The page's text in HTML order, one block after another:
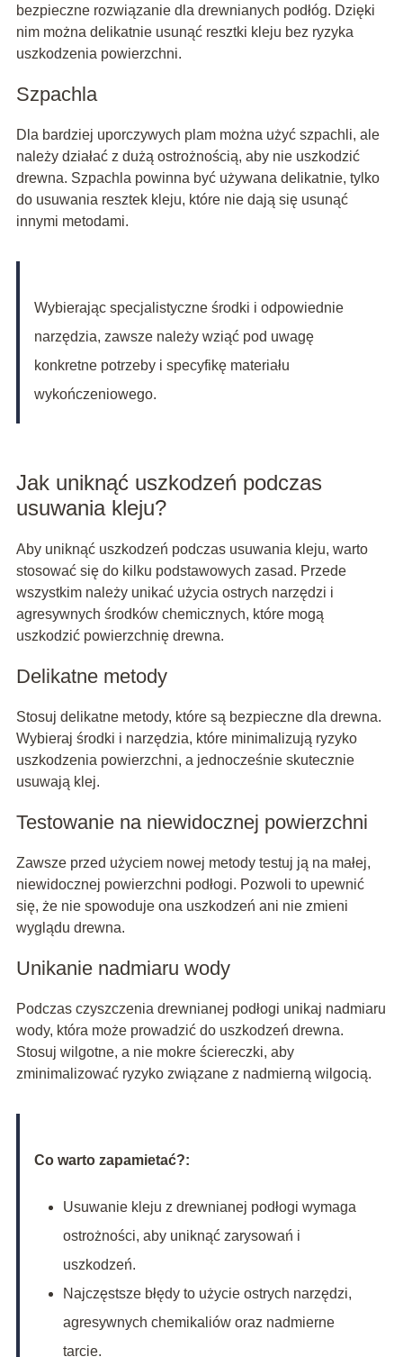
bezpieczne rozwiązanie dla drewnianych podłóg. Dzięki
nim można delikatnie usunąć resztki kleju bez ryzyka
uszkodzenia powierzchni.
Szpachla
Dla bardziej uporczywych plam można użyć szpachli, ale
należy działać z dużą ostrożnością, aby nie uszkodzić
drewna. Szpachla powinna być używana delikatnie, tylko
do usuwania resztek kleju, które nie dają się usunąć
innymi metodami.
Wybierając specjalistyczne środki i odpowiednie
narzędzia, zawsze należy wziąć pod uwagę
konkretne potrzeby i specyfikę materiału
wykończeniowego.
Jak uniknąć uszkodzeń podczas
usuwania kleju?
Aby uniknąć uszkodzeń podczas usuwania kleju, warto
stosować się do kilku podstawowych zasad. Przede
wszystkim należy unikać użycia ostrych narzędzi i
agresywnych środków chemicznych, które mogą
uszkodzić powierzchnię drewna.
Delikatne metody
Stosuj delikatne metody, które są bezpieczne dla drewna.
Wybieraj środki i narzędzia, które minimalizują ryzyko
uszkodzenia powierzchni, a jednocześnie skutecznie
usuwają klej.
Testowanie na niewidocznej powierzchni
Zawsze przed użyciem nowej metody testuj ją na małej,
niewidocznej powierzchni podłogi. Pozwoli to upewnić
się, że nie spowoduje ona uszkodzeń ani nie zmieni
wyglądu drewna.
Unikanie nadmiaru wody
Podczas czyszczenia drewnianej podłogi unikaj nadmiaru
wody, która może prowadzić do uszkodzeń drewna.
Stosuj wilgotne, a nie mokre ściereczki, aby
zminimalizować ryzyko związane z nadmierną wilgocią.
Co warto zapamietać?:
Usuwanie kleju z drewnianej podłogi wymaga
ostrożności, aby uniknąć zarysowań i
uszkodzeń.
Najczęstsze błędy to użycie ostrych narzędzi,
agresywnych chemikaliów oraz nadmierne
tarcie.